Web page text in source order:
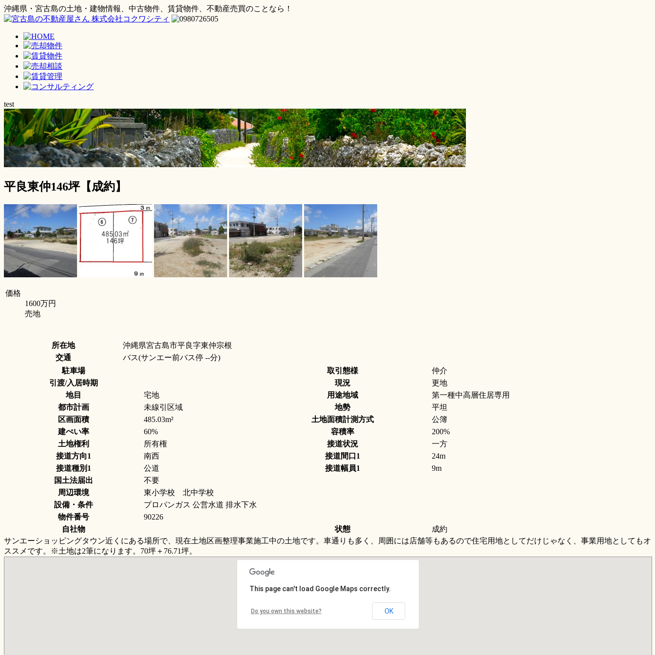
沖縄県・宮古島の土地・建物情報、中古物件、賃貸物件、不動産売買のことなら！
test
平良東仲146坪【成約】
価格
1600万円
売地
所在地
沖縄県宮古島市平良字東仲宗根
交通
バス(サンエー前バス停 --分)
駐車場
取引態様
仲介
引渡/入居時期
現況
更地
地目
宅地 用途地域
第一種中高層住居専用
都市計画
未線引区域 地勢
平坦
区画面積
485.03m² 土地面積計測方式
公簿
建ぺい率
60% 容積率
200%
土地権利
所有権 接道状況
一方
接道方向1
南西 接道間口1
24m
接道種別1
公道 接道幅員1
9m
国土法届出
不要
周辺環境
東小学校 北中学校
設備・条件
プロパンガス 公営水道 排水下水
物件番号
90226
自社物
状態
成約
サンエーショッピングタウン近くにある場所で、現在土地区画整理事業施工中の土地です。車通りも多く、周囲には店舗等もあるので住宅用地としてだけじゃなく、事業用地としてもオ
ススメです。※土地は2筆になります。70坪＋76.71坪。
This page can't load Google Maps correctly.
Do you own this website? OK